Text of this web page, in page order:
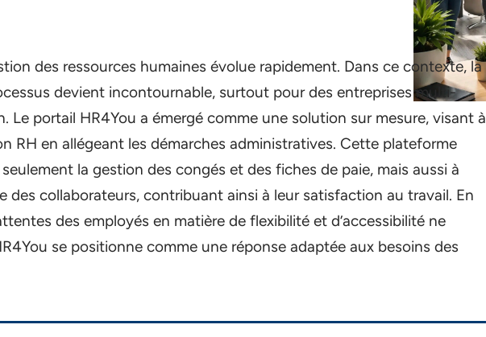
des ressources humaines évolue rapidement. Dans ce contexte, la
devient incontournable, surtout pour des entreprises multi-
Le portail HR4You a émergé comme une solution sur mesure, visant à
RH en allégeant les démarches administratives. Cette plateforme
la gestion des congés et des fiches de paie, mais aussi à
des collaborateurs, contribuant ainsi à leur satisfaction au travail. En
des employés en matière de flexibilité et d’accessibilité ne
se positionne comme une réponse adaptée aux besoins des